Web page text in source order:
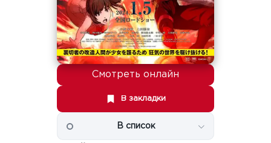
Смотреть онлайн
В закладки
В список